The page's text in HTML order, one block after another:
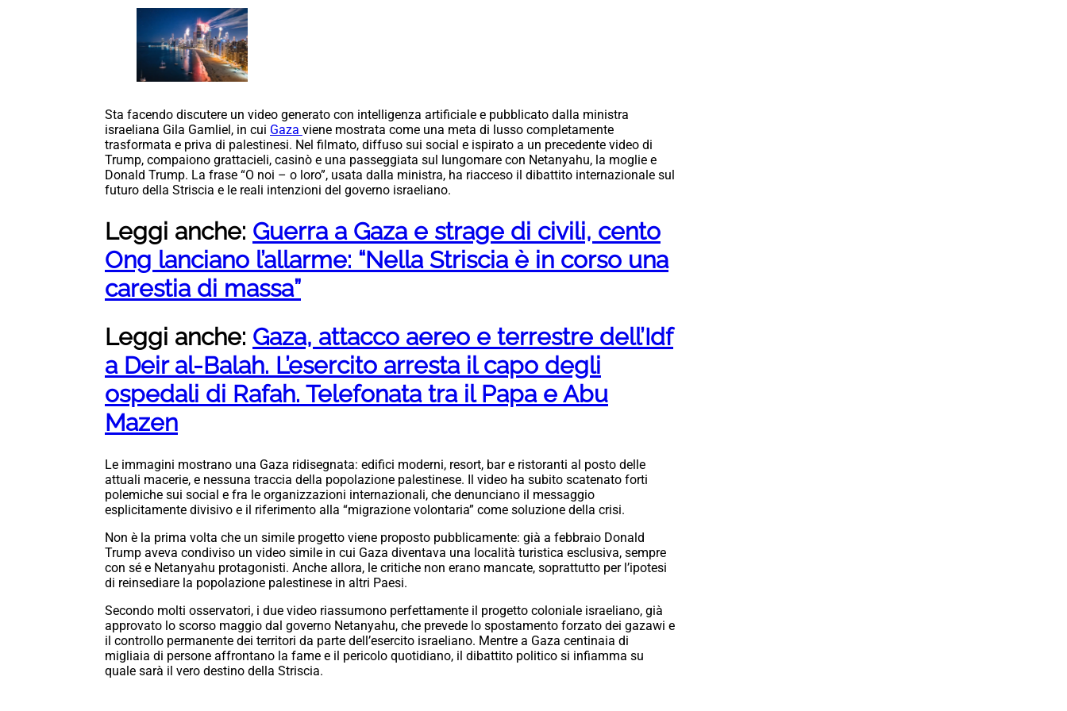
Sta facendo discutere un video generato con intelligenza artificiale e pubblicato dalla ministra
israeliana Gila Gamliel, in cui Gaza viene mostrata come una meta di lusso completamente
trasformata e priva di palestinesi. Nel filmato, diffuso sui social e ispirato a un precedente video di
Trump, compaiono grattacieli, casinò e una passeggiata sul lungomare con Netanyahu, la moglie e
Donald Trump. La frase “O noi – o loro”, usata dalla ministra, ha riacceso il dibattito internazionale sul
futuro della Striscia e le reali intenzioni del governo israeliano.
Leggi anche: Guerra a Gaza e strage di civili, cento
Ong lanciano l’allarme: “Nella Striscia è in corso una
carestia di massa”
Leggi anche: Gaza, attacco aereo e terrestre dell’Idf
a Deir al-Balah. L’esercito arresta il capo degli
ospedali di Rafah. Telefonata tra il Papa e Abu
Mazen
Le immagini mostrano una Gaza ridisegnata: edifici moderni, resort, bar e ristoranti al posto delle
attuali macerie, e nessuna traccia della popolazione palestinese. Il video ha subito scatenato forti
polemiche sui social e fra le organizzazioni internazionali, che denunciano il messaggio
esplicitamente divisivo e il riferimento alla “migrazione volontaria” come soluzione della crisi.
Non è la prima volta che un simile progetto viene proposto pubblicamente: già a febbraio Donald
Trump aveva condiviso un video simile in cui Gaza diventava una località turistica esclusiva, sempre
con sé e Netanyahu protagonisti. Anche allora, le critiche non erano mancate, soprattutto per l’ipotesi
di reinsediare la popolazione palestinese in altri Paesi.
Secondo molti osservatori, i due video riassumono perfettamente il progetto coloniale israeliano, già
approvato lo scorso maggio dal governo Netanyahu, che prevede lo spostamento forzato dei gazawi e
il controllo permanente dei territori da parte dell’esercito israeliano. Mentre a Gaza centinaia di
migliaia di persone affrontano la fame e il pericolo quotidiano, il dibattito politico si infiamma su
quale sarà il vero destino della Striscia.